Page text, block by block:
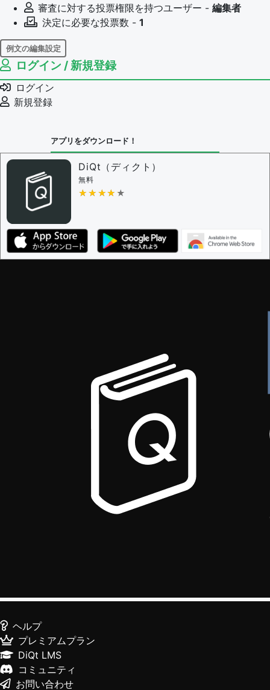
審査に対する投票権限を持つユーザー - 編集者
決定に必要な投票数 - 1
例文の編集設定
例文の編集権限を持つユーザー -
例文の編集を審査する
例文の削除を審査する
審査に対する投票権限を持つユーザー -
問題の編集権限を持つユーザー -
審査に対する投票権限を持つユーザー -
ザー
決定に必要な投票数 -
編集ガイドライン
ログイン / 新規登録
ログイン
新規登録
アプリをダウンロード！
DiQt（ディクト）
無料
★★★★★
★★★★★
ヘルプ
プレミアムプラン
DiQt LMS
コミュニティ
お問い合わせ